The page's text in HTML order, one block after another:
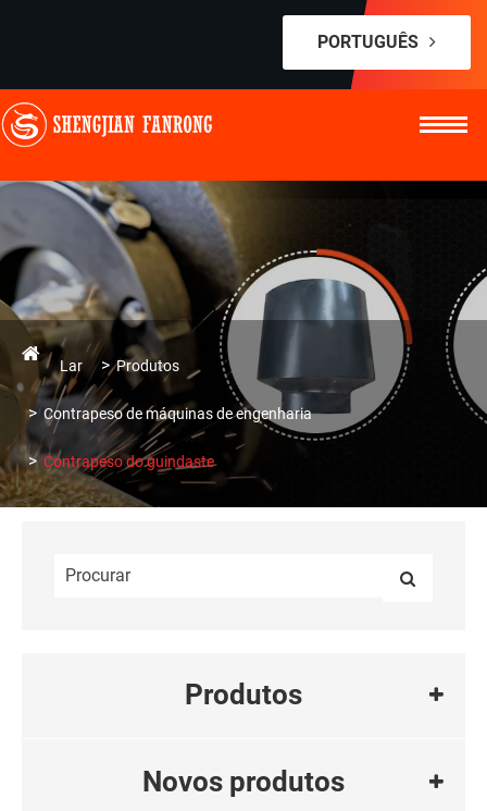
PORTUGUÊS
Lar Produtos
Contrapeso de máquinas de engenharia
Contrapeso do guindaste
Produtos
Novos produtos